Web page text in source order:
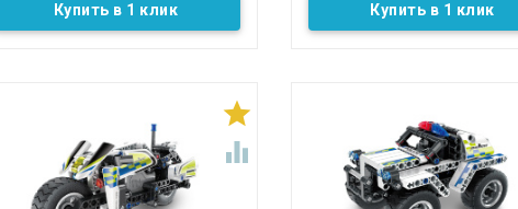
Купить в 1 клик Купить в 1 клик

